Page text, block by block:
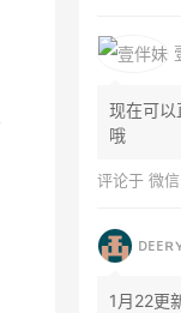
现在可以
哦
评论于 微信
1月22更